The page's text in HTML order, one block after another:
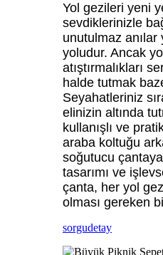
Yol gezileri yeni
sevdiklerinizle
unutulmaz anılar
yoludur. Ancak
atıştırmalıkları
halde tutmak
Seyahatleriniz
elinizin altında
kullanışlı ve
araba koltuğu
soğutucu
tasarımı ve
çanta, her yol
olması gereken
sorgudetay